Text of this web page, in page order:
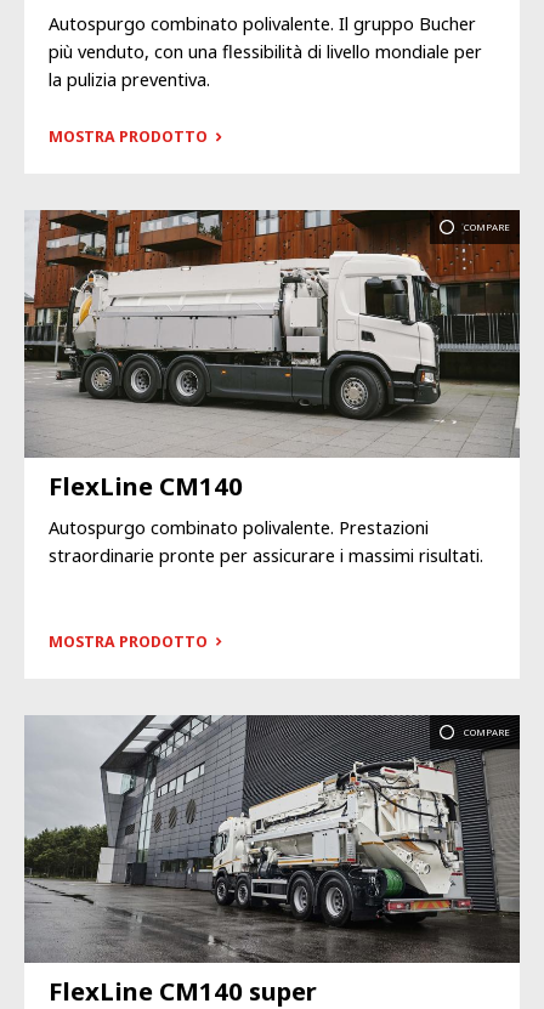
Autospurgo combinato polivalente. Il gruppo Bucher
più venduto, con una flessibilità di livello mondiale per
la pulizia preventiva.
MOSTRA PRODOTTO
COMPARE
FlexLine CM140
Autospurgo combinato polivalente. Prestazioni
straordinarie pronte per assicurare i massimi risultati.
MOSTRA PRODOTTO
COMPARE
FlexLine CM140 super